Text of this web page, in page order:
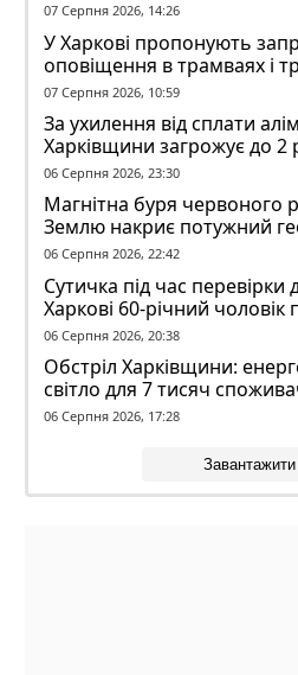
07 Серпня 2026, 14:26
У Харкові пропонують
оповіщення в трамваях і
07 Серпня 2026, 10:59
За ухилення від сплати
Харківщини загрожує до 2
волі
06 Серпня 2026, 23:30
Магнітна буря червоного
Землю накриє потужний
06 Серпня 2026, 22:42
Сутичка під час перевірки
Харкові 60-річний чоловік
конфлікті з ТЦК
06 Серпня 2026, 20:38
Обстріл Харківщини:
світло для 7 тисяч
06 Серпня 2026, 17:28